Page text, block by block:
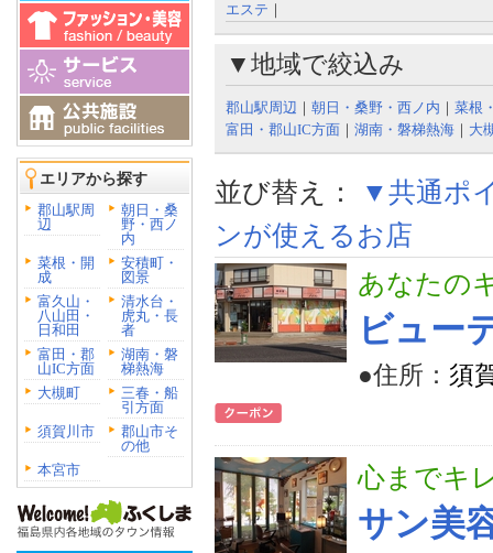
エリアから探す
郡山駅周
辺
朝日・桑
野・西ノ
内
菜根・開
成
安積町・
図景
富久山・
八山田・
日和田
清水台・
虎丸・長
者
富田・郡
山IC方面
湖南・磐
梯熱海
大槻町
三春・船
引方面
須賀川市
郡山市そ
の他
本宮市
エステ ｜
▼地域で絞込み
郡山駅周辺 ｜ 朝日・桑野・西ノ内 ｜ 菜根
富田・郡山IC方面 ｜ 湖南・磐梯熱海 ｜ 大
並び替え：
▼共通ポ
ンが使えるお店
あなたの
ビュー
●住所： 須
心までキ
サン美